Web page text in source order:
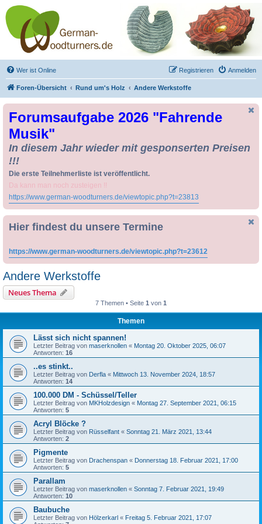
Drechseln und
Kunsthandwerk -
German-Woodturners
*Forum Sauerland*
Der Treffpunkt für Drechsler und Freunde des Kunsthandwerks
Wer ist Online Anmelden
Registrieren
Foren-Übersicht Rund um's Holz Andere Werkstoffe
Forumsaufgabe 2026 "Fahrende
Musik"
In diesem Jahr wieder mit gesponserten Preisen
!!!
Die erste Teilnehmerliste ist veröffentlicht.
Da kann man noch zusteigen !!
https://www.german-woodturners.de/viewtopic.php?t=23813
Hier findest du unsere Termine
https://www.german-woodturners.de/viewtopic.php?t=23612
Andere Werkstoffe
Neues Thema
7 Themen • Seite 1 von 1
Themen
Lässt sich nicht spannen!
Letzter Beitrag von maserknollen « Montag 20. Oktober 2025, 06:07
Antworten: 16
..es stinkt..
Letzter Beitrag von Derfla « Mittwoch 13. November 2024, 18:57
Antworten: 14
100.000 DM - Schüssel/Teller
Letzter Beitrag von MKHolzdesign « Montag 27. September 2021, 06:15
Antworten: 5
Acryl Blöcke ?
Letzter Beitrag von Rüsselfant « Sonntag 21. März 2021, 13:44
Antworten: 2
Pigmente
Letzter Beitrag von Drachenspan « Donnerstag 18. Februar 2021, 17:00
Antworten: 5
Parallam
Letzter Beitrag von maserknollen « Sonntag 7. Februar 2021, 19:49
Antworten: 10
Baubuche
Letzter Beitrag von Hölzerkarl « Freitag 5. Februar 2021, 17:07